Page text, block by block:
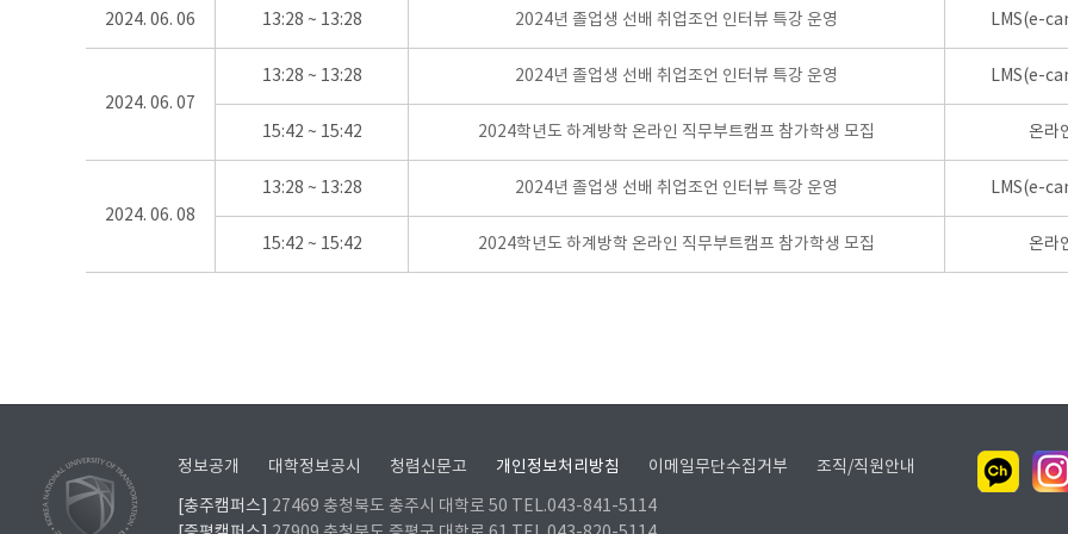
2024. 06. 06 13:28 ~ 13:28 2024년 졸업생 선배 취업조언 인터뷰 특강 운영 LMS(e-
2024. 06. 07
13:28 ~ 13:28 2024년 졸업생 선배 취업조언 인터뷰 특강 운영 LMS(e-
15:42 ~ 15:42 2024학년도 하계방학 온라인 직무부트캠프 참가학생 모집 온라
2024. 06. 08
13:28 ~ 13:28 2024년 졸업생 선배 취업조언 인터뷰 특강 운영 LMS(e-
15:42 ~ 15:42 2024학년도 하계방학 온라인 직무부트캠프 참가학생 모집 온라
정보공개 대학정보공시 청렴신문고 개인정보처리방침 이메일무단수집거부 조직/직원안내
[충주캠퍼스]
27469 충청북도 충주시 대학로 50 TEL.043-841-5114